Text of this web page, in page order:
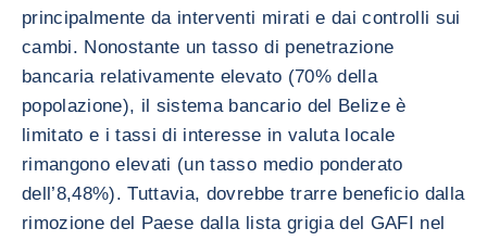
principalmente da interventi mirati e dai controlli sui
cambi. Nonostante un tasso di penetrazione
bancaria relativamente elevato (70% della
popolazione), il sistema bancario del Belize è
limitato e i tassi di interesse in valuta locale
rimangono elevati (un tasso medio ponderato
dell’8,48%). Tuttavia, dovrebbe trarre beneficio dalla
rimozione del Paese dalla lista grigia del GAFI nel